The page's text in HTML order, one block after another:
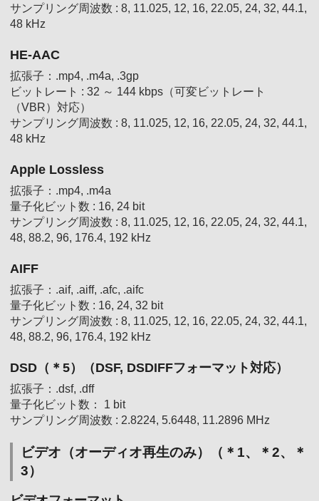
サンプリング周波数 : 8, 11.025, 12, 16, 22.05, 24, 32, 44.1,
48 kHz
HE-AAC
拡張子：.mp4, .m4a, .3gp
ビットレート : 32 ～ 144 kbps（可変ビットレート
（VBR）対応）
サンプリング周波数 : 8, 11.025, 12, 16, 22.05, 24, 32, 44.1,
48 kHz
Apple Lossless
拡張子：.mp4, .m4a
量子化ビット数 : 16, 24 bit
サンプリング周波数 : 8, 11.025, 12, 16, 22.05, 24, 32, 44.1,
48, 88.2, 96, 176.4, 192 kHz
AIFF
拡張子：.aif, .aiff, .afc, .aifc
量子化ビット数 : 16, 24, 32 bit
サンプリング周波数 : 8, 11.025, 12, 16, 22.05, 24, 32, 44.1,
48, 88.2, 96, 176.4, 192 kHz
DSD（＊5）（DSF, DSDIFFフォーマット対応）
拡張子：.dsf, .dff
量子化ビット数： 1 bit
サンプリング周波数 : 2.8224, 5.6448, 11.2896 MHz
ビデオ（オーディオ再生のみ）（＊1、＊2、＊
3）